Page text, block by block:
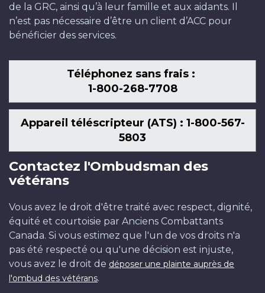
de la GRC, ainsi qu’à leur famille et aux aidants. Il
n’est pas nécessaire d’être un client d’ACC pour
bénéficier des services.
Téléphonez sans frais :
1-800-268-7708
Appareil téléscripteur (ATS) : 1-800-567-
5803
Contactez l'Ombudsman des
vétérans
Vous avez le droit d'être traité avec respect, dignité,
équité et courtoisie par Anciens Combattants
Canada. Si vous estimez que l'un de vos droits n'a
pas été respecté ou qu'une décision est injuste,
vous avez le droit de déposer une plainte auprès de
l'ombud des vétérans.